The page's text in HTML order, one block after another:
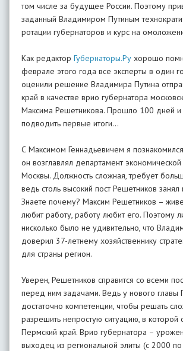
том числе за будущее России. Поэтому
заданный Владимиром Путиным
ротации губернаторов и курс на
Как редактор Губернаторы.Ру хорошо
феврале этого года все эксперты в один
оценили решение Владимира Путина
край в качестве врио губернатора
Максима Решетникова. Прошло 100 дней
подводить первые итоги…
С Максимом Геннадьевичем я
он возглавлял департамент экономической
Москвы. Должность сложная, требует
ведь столь высокий пост Решетников
Знаете почему? Максим Решетников –
любит работу, работу любит его. Поэтому
нисколько было не удивительно, что
доверил 37-летнему хозяйственнику
для страны регион.
Уверен, Решетников справится со всеми
перед ним задачами. Ведь у нового главы
достаточно компетенции, чтобы решать
разрешить непростую ситуацию, в которой
Пермский край. Врио губернатора –
выходец из региональной элиты (с 2000